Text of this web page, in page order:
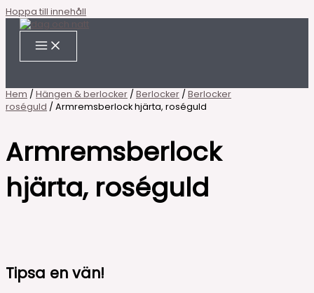
Hoppa till innehåll
Hem / Hängen & berlocker / Berlocker / Berlocker
roséguld / Armremsberlock hjärta, roséguld
Armremsberlock
hjärta, roséguld
Tipsa en vän!